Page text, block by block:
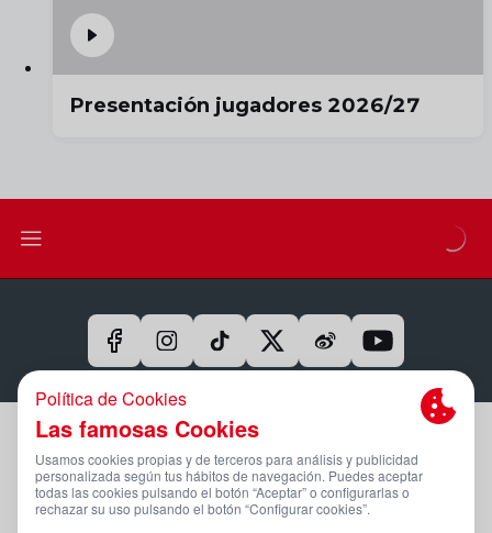
Presentación jugadores 2026/27
Aviso Legal Y Condiciones De Uso
Política De Privacidad